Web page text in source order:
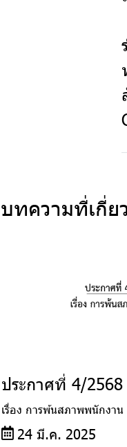
บทความที่เกี่ย
ประกาศที่ 4/2568
เรื่อง การพ้นสภาพพนักงาน
24 มี.ค. 2025